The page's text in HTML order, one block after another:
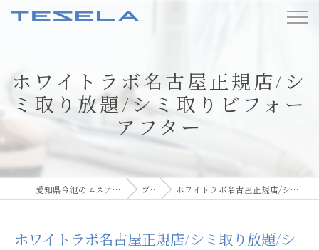
ホワイトラボ名古屋正規店/シ
ミ取り放題/シミ取りビフォー
アフター
愛知県今池のエステならBody care TESELA ブログ ホワイトラボ名古屋正規店/シミ取り放題/シミ取りビフォーアフター
ホワイトラボ名古屋正規店/シミ取り放題/シ